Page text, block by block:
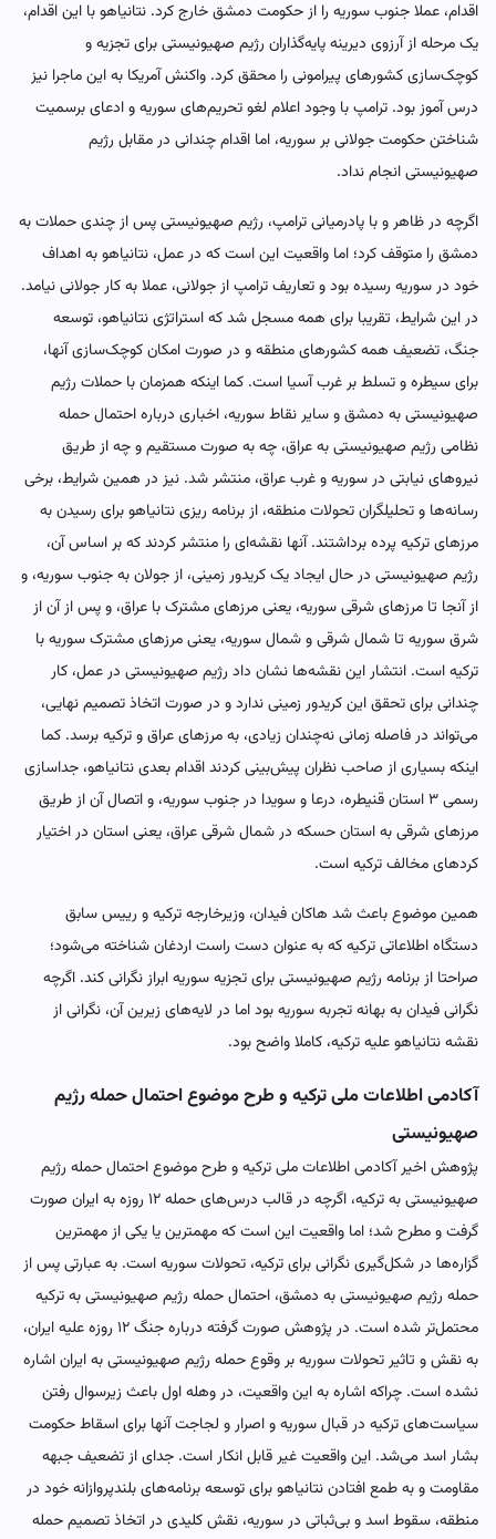
اقدام، عملا جنوب سوریه را از حکومت دمشق خارج کرد. نتانیاهو با این اقدام،
یک مرحله از آرزوی دیرینه پایه‌گذاران رژیم صهیونیستی برای تجزیه و
کوچک‌سازی کشورهای پیرامونی را محقق کرد. واکنش آمریکا به این ماجرا نیز
درس آموز بود. ترامپ با وجود اعلام لغو تحریم‌های سوریه و ادعای برسمیت
شناختن حکومت جولانی بر سوریه، اما اقدام چندانی در مقابل رژیم
صهیونیستی انجام نداد.
اگرچه در ظاهر و با پادرمیانی ترامپ، رژیم صهیونیستی پس از چندی حملات به
دمشق را متوقف کرد؛ اما واقعیت این است که در عمل، نتانیاهو به اهداف
خود در سوریه رسیده بود و تعاریف ترامپ از جولانی، عملا به کار جولانی نیامد.
در این شرایط، تقریبا برای همه مسجل شد که استراتژی نتانیاهو، توسعه
جنگ، تضعیف همه کشورهای منطقه و در صورت امکان کوچک‌سازی آنها،
برای سیطره و تسلط بر غرب آسیا است. کما اینکه همزمان با حملات رژیم
صهیونیستی به دمشق و سایر نقاط سوریه، اخباری درباره احتمال حمله
نظامی رژیم صهیونیستی به عراق، چه به صورت مستقیم و چه از طریق
نیروهای نیابتی در سوریه و غرب عراق، منتشر شد. نیز در همین شرایط، برخی
رسانه‌ها و تحلیلگران تحولات منطقه، از برنامه ریزی نتانیاهو برای رسیدن به
مرزهای ترکیه پرده برداشتند. آنها نقشه‌ای را منتشر کردند که بر اساس آن،
رژیم صهیونیستی در حال ایجاد یک کریدور زمینی، از جولان به جنوب سوریه، و
از آنجا تا مرزهای شرقی سوریه، یعنی مرزهای مشترک با عراق، و پس از آن از
شرق سوریه تا شمال شرقی و شمال سوریه، یعنی مرزهای مشترک سوریه با
ترکیه است. انتشار این نقشه‌ها نشان داد رژیم صهیونیستی در عمل، کار
چندانی برای تحقق این کریدور زمینی ندارد و در صورت اتخاذ تصمیم نهایی،
می‌تواند در فاصله زمانی نه‌چندان زیادی، به مرزهای عراق و ترکیه برسد. کما
اینکه بسیاری از صاحب نظران پیش‌بینی کردند اقدام بعدی نتانیاهو، جداسازی
رسمی ۳ استان قنیطره، درعا و سویدا در جنوب سوریه، و اتصال آن از طریق
مرزهای شرقی به استان حسکه در شمال شرقی عراق، یعنی استان در اختیار
کردهای مخالف ترکیه است.
همین موضوع باعث شد هاکان فیدان، وزیرخارجه ترکیه و رییس سابق
دستگاه اطلاعاتی ترکیه که به عنوان دست راست اردغان شناخته می‌شود؛
صراحتا از برنامه رژیم صهیونیستی برای تجزیه سوریه ابراز نگرانی کند. اگرچه
نگرانی فیدان به بهانه تجربه سوریه بود اما در لایه‌های زیرین آن، نگرانی از
نقشه نتانیاهو علیه ترکیه، کاملا واضح بود.
آکادمی اطلاعات ملی ترکیه و طرح موضوع احتمال حمله رژیم
صهیونیستی
پژوهش اخیر آکادمی اطلاعات ملی ترکیه و طرح موضوع احتمال حمله رژیم
صهیونیستی به ترکیه، اگرچه در قالب درس‌های حمله ۱۲ روزه به ایران صورت
گرفت و مطرح شد؛ اما واقعیت این است که مهمترین یا یکی از مهمترین
گزاره‌ها در شکل‌گیری نگرانی برای ترکیه، تحولات سوریه است. به عبارتی پس از
حمله رژیم صهیونیستی به دمشق، احتمال حمله رژیم صهیونیستی به ترکیه
محتمل‌تر شده است. در پژوهش صورت گرفته درباره جنگ ۱۲ روزه علیه ایران،
به نقش و تاثیر تحولات سوریه بر وقوع حمله رژیم صهیونیستی به ایران اشاره
نشده است. چراکه اشاره به این واقعیت، در وهله اول باعث زیرسوال رفتن
سیاست‌های ترکیه در قبال سوریه و اصرار و لجاجت آنها برای اسقاط حکومت
بشار اسد می‌شد. این واقعیت غیر قابل انکار است. جدای از تضعیف جبهه
مقاومت و به طمع افتادن نتانیاهو برای توسعه برنامه‌های بلندپروازانه خود در
منطقه، سقوط اسد و بی‌‌ثباتی در سوریه، نقش کلیدی در اتخاذ تصمیم حمله